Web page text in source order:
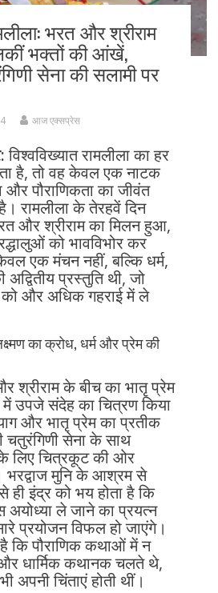
भरत और श्रीराम
भक्तों की आंखें,
सेना की सलामी पर
आज एक्सप्रेस
विश्वविख्यात रामलीला का हर
है, तो वह केवल एक नाटक
पौराणिकता का जीवंत
रामलीला के तेरहवें दिन
और श्रीराम का मिलन हुआ,
को भावविभोर कर
एक मंचन नहीं, बल्कि धर्म,
प्रस्तुति थी, जो
और अधिक गहराई में ले
का क्रोध, धर्म और प्रेम की
श्रीराम के बीच का भातृ प्रेम
उपजे संदेह का चित्रण किया
और भातृ प्रेम का प्रतीक
चतुरंगिणी सेना के साथ
लिए चित्रकूट की ओर
मुनि के आश्रम से
इंद्र को भय होता है कि
अयोध्या ले जाने का प्रयत्न
प्रयोजन विफल हो जाएंगे।
है कि पौराणिक कथाओं में न
धार्मिक कथानक चलते थे,
अपनी चिंताएं होती थीं।